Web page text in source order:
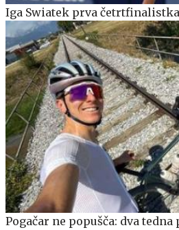
Iga Swiatek prva
Pogačar ne popušča: dva tedna